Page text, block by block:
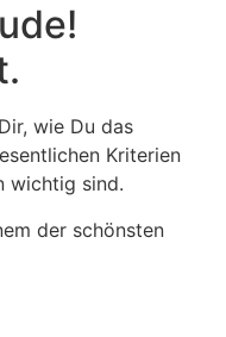
wie Du das
Kriterien
wichtig sind.
der schönsten